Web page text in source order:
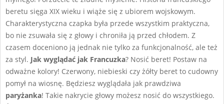
beretu sięga XIX wieku i wiąże się z ubiorem wojskowym.
Charakterystyczna czapka była przede wszystkim praktyczna,
bo nie zsuwała się z głowy i chroniła ją przed chłodem. Z
czasem doceniono ją jednak nie tylko za funkcjonalność, ale też
za styl. Jak wyglądać jak Francuzka? Nosić beret! Postaw na
odważne kolory! Czerwony, niebieski czy żółty beret to cudowny
pomył na wiosnę. Będziesz wyglądała jak prawdziwa
paryżanka! Takie nakrycie głowy możesz nosić do wszystkiego.